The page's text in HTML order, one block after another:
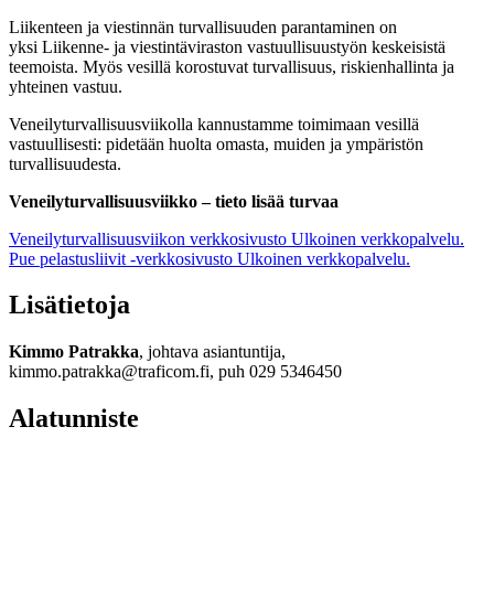
Liikenteen ja viestinnän turvallisuuden parantaminen on
yksi Liikenne- ja viestintäviraston vastuullisuustyön keskeisistä
teemoista. Myös vesillä korostuvat turvallisuus, riskienhallinta ja
yhteinen vastuu.
Veneilyturvallisuusviikolla kannustamme toimimaan vesillä
vastuullisesti: pidetään huolta omasta, muiden ja ympäristön
turvallisuudesta.
Veneilyturvallisuusviikko – tieto lisää turvaa
Veneilyturvallisuusviikon verkkosivusto Ulkoinen verkkopalvelu.
Pue pelastusliivit -verkkosivusto Ulkoinen verkkopalvelu.
Lisätietoja
Kimmo Patrakka, johtava asiantuntija,
kimmo.patrakka@traficom.fi, puh 029 5346450
Alatunniste